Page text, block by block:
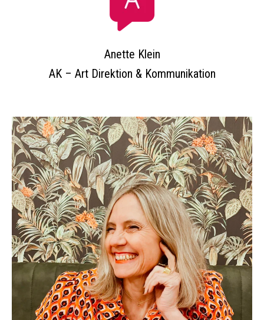
Anette Klein
AK – Art Direktion & Kommunikation